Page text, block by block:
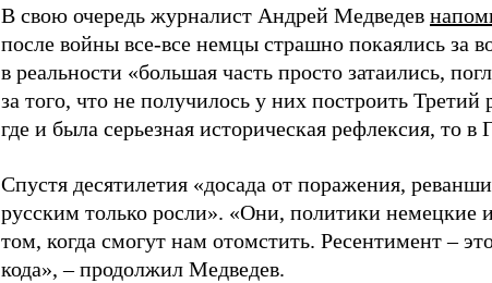
В свою очередь журналист Андрей Медведев
после войны все-все немцы страшно покаялись за
в реальности «большая часть просто затаились,
за того, что не получилось у них построить
где и была серьезная историческая рефлексия, то
Спустя десятилетия «досада от поражения,
русским только росли». «Они, политики немецкие
том, когда смогут нам отомстить. Ресентимент –
кода», – продолжил Медведев.